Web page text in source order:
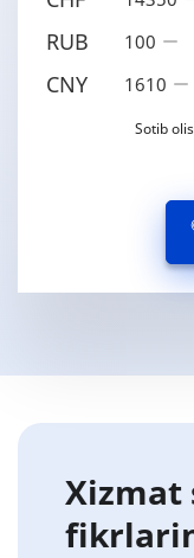
RUB 100
CNY 1610
Sotib
Xizmat